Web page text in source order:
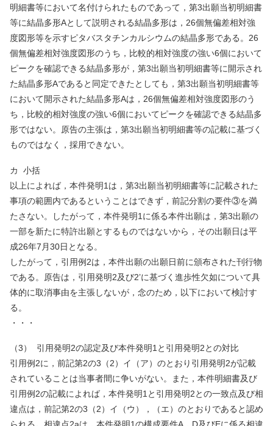
明細書等において名付けられたものであって，第3出願当初明細書
等に結晶多形Aとして説明される結晶多形は， 26個無偏差相対強
度図形等を示すピタバスタチンカルシウムの結晶多形である。 26
個無偏差相対強度図形のうち，比較的相対強度の強い6個において
ピークを確認できる結晶多形が，第3出願当初明細書等に開示され
た結晶多形Aであると同定できたとしても，第3出願当初明細書等
において開示された結晶多形Aは， 26個無偏差相対強度図形のう
ち，比較的相対強度の強い6個においてピークを確認できる結晶多
形ではない。原告の主張は，第3出願当初明細書等の記載に基づく
ものではなく，採用できない。
カ
小括
以上によれば，本件発明1 は，第3出願当初明細書等に記載された
事項の範囲内であるということはできず，前記分割の要件③を満
たさない。したがって，本件発明1 に係る本件出願は，第3出願の
一部を新たに特許出願とするものではないから，その出願日は平
成26年7 月30日となる。
したがって，引用例 2は，本件出願の出願日前に頒布された刊行物
である。原告は，引用発明2及び2’に基づく進歩性欠如について具
体的に取消事由を主張しないが，念のため，以下において検討す
る。
・・・
（3） 引用発明2の認定及び本件発明1と引用発明2との対比
引用例2に，前記第2の3 （2）イ（ア）のとおり引用発明2が記載
されていることは当事者間に争いがない。また，本件明細書及び
引用例2の記載によれば，本件発明1と引用発明2との一致点及び相
違点は，前記第2の3 （2）イ（ウ），（エ）のとおりであると認め